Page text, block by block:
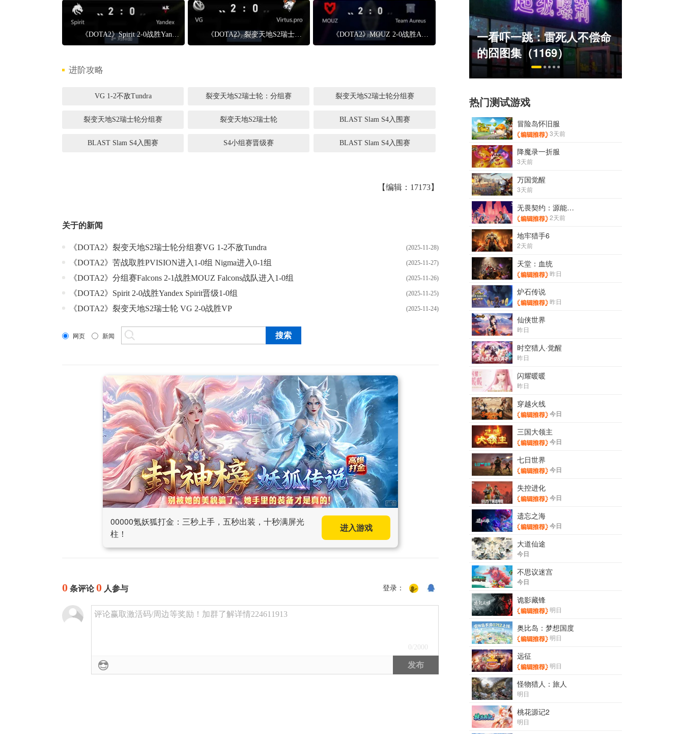
《DOTA2》Spirit 2-0战胜Yandex Spirit晋级1-0组 《DOTA2》裂变天地S2瑞士轮 VG 2-0战胜VP 《DOTA2》MOUZ 2-0战胜Aureus BLAST Slam S4入围赛
进阶攻略
VG 1-2不敌Tundra 裂变天地S2瑞士轮：分组赛 裂变天地S2瑞士轮分组赛
裂变天地S2瑞士轮分组赛 裂变天地S2瑞士轮 BLAST Slam S4入围赛
BLAST Slam S4入围赛 S4小组赛晋级赛 BLAST Slam S4入围赛
【编辑：17173】
关于的新闻
(2025-11-28)
《DOTA2》裂变天地S2瑞士轮分组赛VG 1-2不敌Tundra
(2025-11-27)
《DOTA2》苦战取胜PVISION进入1-0组 Nigma进入0-1组
(2025-11-26)
《DOTA2》分组赛Falcons 2-1战胜MOUZ Falcons战队进入1-0组
(2025-11-25)
《DOTA2》Spirit 2-0战胜Yandex Spirit晋级1-0组
(2025-11-24)
《DOTA2》裂变天地S2瑞士轮 VG 2-0战胜VP
网页 新闻
00000氪妖狐打金：三秒上手，五秒出装，十秒满屏光
柱！
进入游戏
0 条评论0 人参与 登录：
评论赢取激活码/周边等奖励！加群了解详情224611913
0 /2000
发布
正惊漫谈：从MU开始，为
一看吓一跳：雷死人不偿命
盘点8月扎堆上线的影游：
玩家想扔核弹，结果只能谈
恋爱？
热门测试游戏
冒险岛怀旧服
3天前
降魔录一折服
3天前
万国觉醒
3天前
无畏契约：源能行动
2天前
地牢猎手6
2天前
天堂：血统
昨日
炉石传说
昨日
仙侠世界
昨日
时空猎人·觉醒
昨日
闪耀暖暖
昨日
穿越火线
今日
三国大领主
今日
七日世界
今日
失控进化
今日
遗忘之海
今日
大道仙途
今日
不思议迷宫
今日
诡影藏锋
明日
奥比岛：梦想国度
明日
远征
明日
怪物猎人：旅人
明日
桃花源记2
明日